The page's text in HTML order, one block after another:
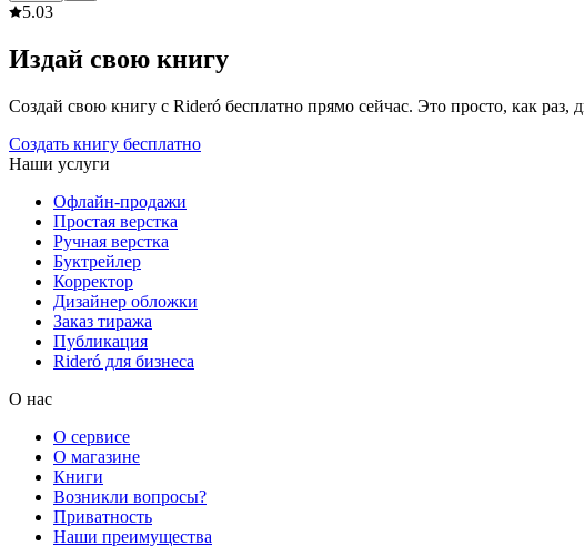
5.03
Издай свою книгу
Создай свою книгу с Rideró бесплатно прямо сейчас. Это просто, как раз,
Создать книгу бесплатно
Наши услуги
Офлайн-продажи
Простая верстка
Ручная верстка
Буктрейлер
Корректор
Дизайнер обложки
Заказ тиража
Публикация
Rideró для бизнеса
О нас
О сервисе
О магазине
Книги
Возникли вопросы?
Приватность
Наши преимущества